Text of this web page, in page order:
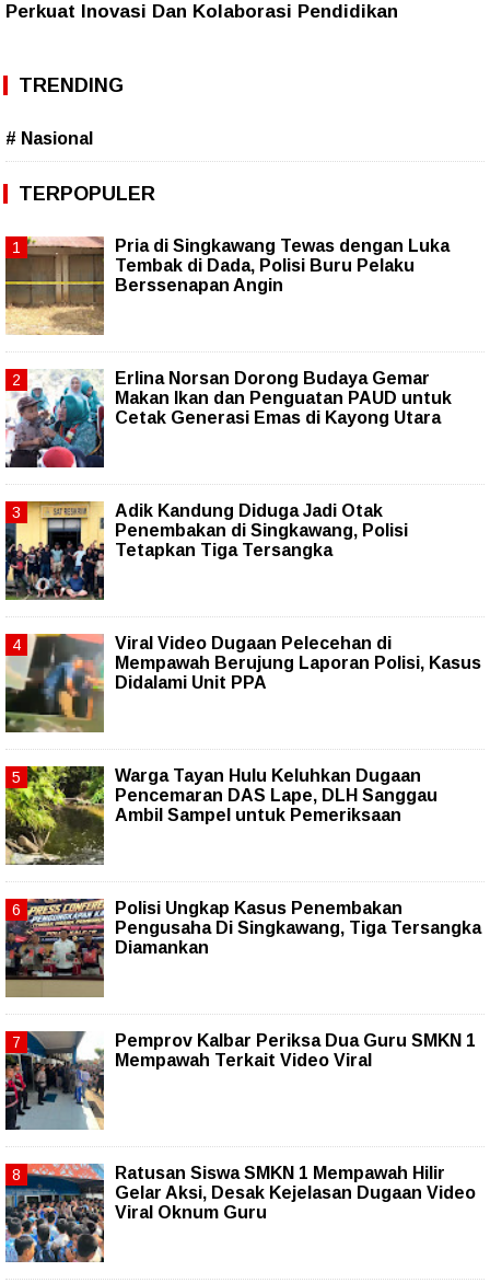
Perkuat Inovasi Dan Kolaborasi Pendidikan
TRENDING
# Nasional
TERPOPULER
Pria di Singkawang Tewas dengan Luka
Tembak di Dada, Polisi Buru Pelaku
Berssenapan Angin
Erlina Norsan Dorong Budaya Gemar
Makan Ikan dan Penguatan PAUD untuk
Cetak Generasi Emas di Kayong Utara
Adik Kandung Diduga Jadi Otak
Penembakan di Singkawang, Polisi
Tetapkan Tiga Tersangka
Viral Video Dugaan Pelecehan di
Mempawah Berujung Laporan Polisi, Kasus
Didalami Unit PPA
Warga Tayan Hulu Keluhkan Dugaan
Pencemaran DAS Lape, DLH Sanggau
Ambil Sampel untuk Pemeriksaan
Polisi Ungkap Kasus Penembakan
Pengusaha Di Singkawang, Tiga Tersangka
Diamankan
Pemprov Kalbar Periksa Dua Guru SMKN 1
Mempawah Terkait Video Viral
Ratusan Siswa SMKN 1 Mempawah Hilir
Gelar Aksi, Desak Kejelasan Dugaan Video
Viral Oknum Guru